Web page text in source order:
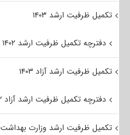
تکمیل ظرفیت ارشد ۱۴۰۳
دفترچه تکمیل ظرفیت ارشد ۱۴۰۲
تکمیل ظرفیت ارشد آزاد ۱۴۰۳
دفترچه تکمیل ظرفیت ارشد آزاد ۱۴۰۲
تکمیل ظرفیت ارشد وزارت بهداشت ۱۴۰۳